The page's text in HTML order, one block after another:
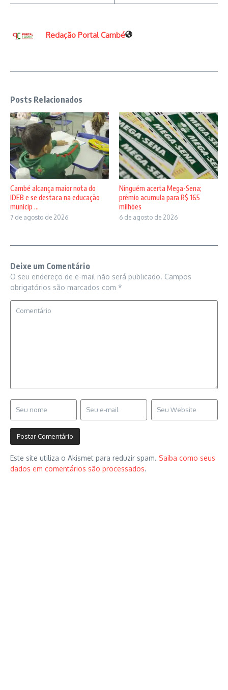
Redação Portal Cambé
Posts Relacionados
Cambé alcança maior nota do
IDEB e se destaca na educação
municip ...
7 de agosto de 2026
Ninguém acerta Mega-Sena;
prêmio acumula para R$ 165
milhões
6 de agosto de 2026
Deixe um Comentário
O seu endereço de e-mail não será publicado. Campos
obrigatórios são marcados com *
Este site utiliza o Akismet para reduzir spam. Saiba como seus
dados em comentários são processados.